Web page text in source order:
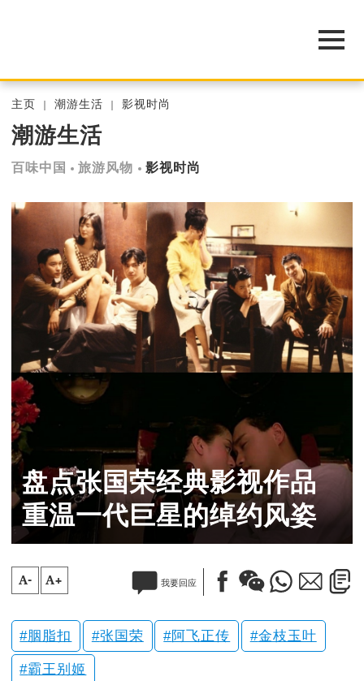
主页 潮游生活 影视时尚
潮游生活
百味中国 旅游风物 影视时尚
盘点张国荣经典影视作品
重温一代巨星的绰约风姿
A- A+ 我要回应
胭脂扣 张国荣 阿飞正传 金枝玉叶
霸王别姬